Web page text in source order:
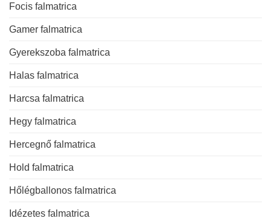
Focis falmatrica
Gamer falmatrica
Gyerekszoba falmatrica
Halas falmatrica
Harcsa falmatrica
Hegy falmatrica
Hercegnő falmatrica
Hold falmatrica
Hőlégballonos falmatrica
Idézetes falmatrica